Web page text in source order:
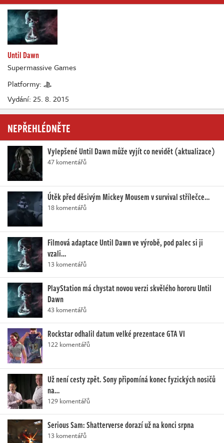
Until Dawn
Supermassive Games
Platformy:
Vydání: 25. 8. 2015
NEPŘEHLÉDNĚTE
Vylepšené Until Dawn může vyjít co nevidět (aktualizace)
47 komentářů
Útěk před děsivým Mickey Mousem v survival střílečce…
18 komentářů
Filmová adaptace Until Dawn ve výrobě, pod palec si ji
vzali…
13 komentářů
PlayStation má chystat novou verzi skvělého hororu Until
Dawn
43 komentářů
Rockstar odhalil datum velké prezentace GTA VI
122 komentářů
Už není cesty zpět. Sony připomíná konec fyzických nosičů
na…
129 komentářů
Serious Sam: Shatterverse dorazí už na konci srpna
13 komentářů